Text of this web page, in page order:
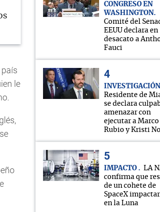
le
CONGRESO EN
WASHINGTON
Comité del
EEUU declara en
desacato a
Fauci
INVESTIGACIÓN
Residente de
se declara
amenazar con
ejecutar a Marco
Rubio y Kristi
IMPACTO
LA
confirma que
de un cohete de
SpaceX
en la Luna